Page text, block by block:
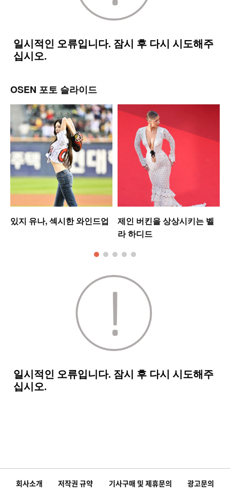
OSEN 포토 슬라이드
있지 유나, 섹시한 와인드업
제인 버킨을 상상시키는 벨
라 하디드
회사소개 저작권 규약 기사구매 및 제휴문의 광고문의